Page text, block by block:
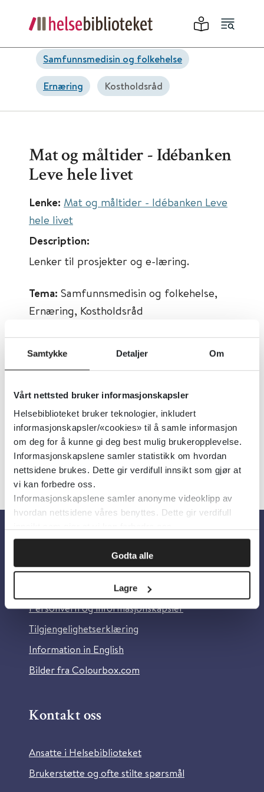
Samtykke Detaljer Om
Vårt nettsted bruker informasjonskapsler
Helsebiblioteket bruker teknologier, inkludert
informasjonskapsler/«cookies» til å samle informasjon
om deg for å kunne gi deg best mulig brukeropplevelse.
Informasjonskapslene samler statistikk om hvordan
nettsidene brukes. Dette gir verdifull innsikt som gjør at
vi kan forbedre oss.
Informasjonskapslene samler anonyme videoklipp av
hvordan nettsidene våres benyttes. Dette gir verdifull
Godta alle
Lagre
Samfunnsmedisin og folkehelse
Ernæring
Kostholdsråd
Mat og måltider - Idébanken
Leve hele livet
Lenke: Mat og måltider - Idébanken Leve
hele livet
Description:
Lenker til prosjekter og e-læring.
Tema: Samfunnsmedisin og folkehelse,
Ernæring, Kostholdsråd
Dokumenttype: Verktøy
Utgiver:Utviklingssenter for sykehjem og
hjemmetjenester
Språk:Norsk
Om Helsebiblioteket
Personvern og informasjonskapsler
Tilgjengelighetserklæring
Information in English
Bilder fra Colourbox.com
Kontakt oss
Ansatte i Helsebiblioteket
Brukerstøtte og ofte stilte spørsmål